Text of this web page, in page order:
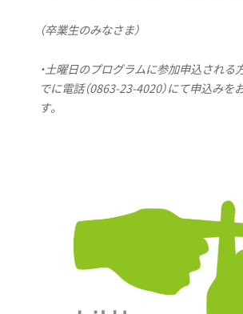
（卒業生のみなさま）
・土曜日のプログラムに参加申込される
でに電話（0863-23-4020）にて申込みを
す。